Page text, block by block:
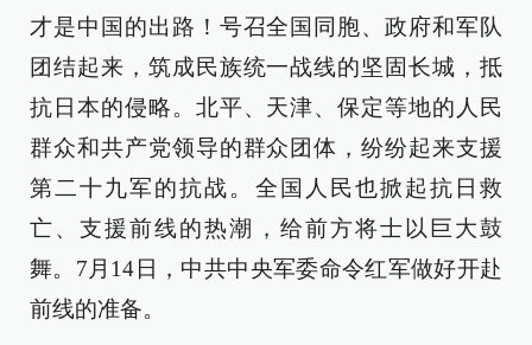
才是中国的出路！号召全国同胞、政府和军队
团结起来，筑成民族统一战线的坚固长城，抵
抗日本的侵略。北平、天津、保定等地的人民
群众和共产党领导的群众团体，纷纷起来支援
第二十九军的抗战。全国人民也掀起抗日救
亡、支援前线的热潮，给前方将士以巨大鼓
舞。7月14日，中共中央军委命令红军做好开赴
前线的准备。